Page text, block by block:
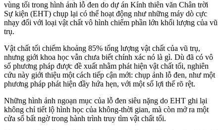
vùng tối trong hình ảnh lỗ đen do dự án Kính thiên văn Chân trời
Sự kiện (EHT) chụp lại có thể hoạt động như những máy dò cực
nhạy đối với loại vật chất vô hình chiếm phần lớn khối lượng của vũ
trụ.
Vật chất tối chiếm khoảng 85% tổng lượng vật chất của vũ trụ,
nhưng giới khoa học vẫn chưa biết chính xác nó là gì. Dù đã có vô
số phương pháp được đề xuất nhằm phát hiện vật chất tối, nghiên
cứu này giới thiệu một cách tiếp cận mới: chụp ảnh lỗ đen, như một
phương pháp phát hiện đầy hứa hẹn, với một số lợi thế rõ rệt.
Những hình ảnh ngoạn mục của lỗ đen siêu nặng do EHT ghi lại
không chỉ tiết lộ hình học của không-thời gian, mà còn mở ra một
cửa sổ bất ngờ trong hành trình truy tìm vật chất tối.